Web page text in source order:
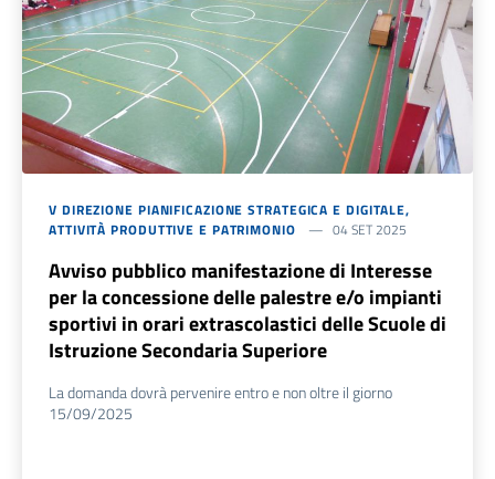
V DIREZIONE PIANIFICAZIONE STRATEGICA E DIGITALE,
ATTIVITÀ PRODUTTIVE E PATRIMONIO
04 SET 2025
Avviso pubblico manifestazione di Interesse
per la concessione delle palestre e/o impianti
sportivi in orari extrascolastici delle Scuole di
Istruzione Secondaria Superiore
La domanda dovrà pervenire entro e non oltre il giorno
15/09/2025